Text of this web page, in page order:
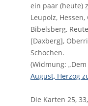
ein paar (heute)
Leupolz,
Bibelsberg,
[Daxberg],
Schochen.
(Widmung:
August, Herzog
Die Karten 25,